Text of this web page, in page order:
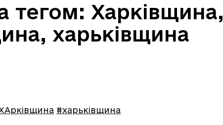
тегом: Харківщина,
харьківщина
#харьківщина